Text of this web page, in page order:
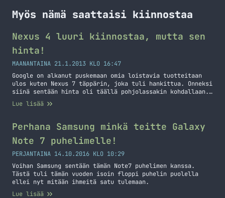
Myös nämä saattaisi kiinnostaa
Nexus 4 luuri kiinnostaa, mutta sen
hinta!
MAANANTAINA 21.1.2013 KLO 16:47
Google on alkanut puskemaan omia loistavia tuotteitaan
ulos kuten Nexus 7 täppärin, joka tuli hankittua. Onneksi
siinä sentään hinta oli täällä pohjolassakin kohdallaan.
LG:n valmistama Googlen Nexus 4 kännykkä taas onkin aivan
toinen tarina. Otetaan kuitenkin ensin hieman teknistä
näytöllä varustettu ja sen resoluutio on 1280×768 eli…
Jatka lukemista Nexus 4 luuri kiinnostaa, mutta sen
hinta!
Lue lisää
Perhana Samsung minkä teitte Galaxy
Note 7 puhelimelle!
PERJANTAINA 14.10.2016 KLO 10:29
Voihan Samsung sentään tämän Note7 puhelimen kanssa.
Tästä tuli tämän vuoden isoin floppi puhelin puolella
ellei nyt mitään ihmeitä satu tulemaan.
Lue lisää